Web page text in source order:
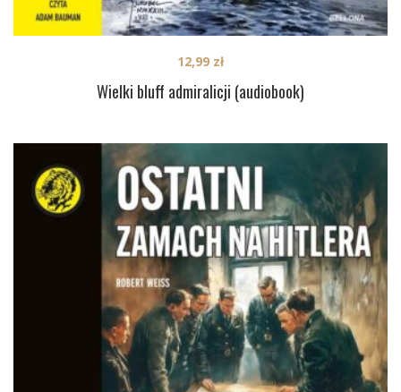
Wielki bluff admiralicji (audiobook)
12,99 zł